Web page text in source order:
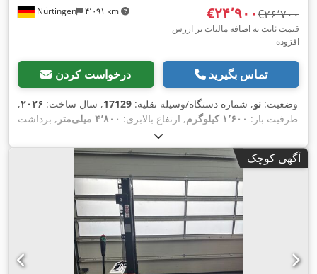
Nürtingen ۴٬۰۹۱ km ‎€۲۴٬۹۰۰ ‎€۲۶٬۷۰۰
قیمت ثابت به اضافه مالیات بر ارزش
افزوده
درخواست کردن تماس بگیرید
وضعیت: نو, شماره دستگاه/وسیله نقلیه: 17129, سال ساخت: ۲۰۲۶,
ظرفیت بار: ۱٬۶۰۰ کیلوگرم , ارتفاع بالابری: ۴٬۸۰۰ میلی‌متر
, برداشت
, مرکز ثقل بار:
برقی, نوع دکل:تریپلکس, ارتفاع سازه:۲٬۲۱۵ میلی‌متر
, ولتاژ باتری:
, طول شاخک‌ها:۱٬۲۰۰ میلی‌متر , اندازه لاستیک جلو:
non marking
, سایز تایر عقب:16x6-8 non marking
۳٬۲۹۰ کیلوگرم,
آگهی کوچک